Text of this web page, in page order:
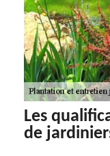
Les
de